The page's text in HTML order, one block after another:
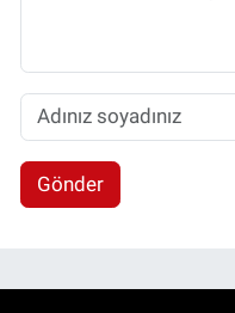
Gönder